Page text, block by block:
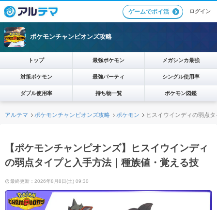
ゲームでポイ活 ログイン
ポケモンチャンピオンズ攻略
トップ 最強ポケモン メガシンカ最強
対策ポケモン 最強パーティ シングル使用率
ダブル使用率 持ち物一覧 ポケモン図鑑
アルテマ ポケモンチャンピオンズ攻略 ポケモン ヒスイウインディの弱点
【ポケモンチャンピオンズ】ヒスイウインディ
の弱点タイプと入手方法｜種族値・覚える技
最終更新：2026年8月8日(土) 09:30